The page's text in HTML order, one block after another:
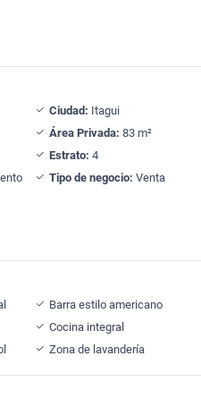
Ciudad: Itagui
Área Privada: 83 m²
Estrato: 4
Tipo de negocio: Venta
Barra estilo americano
Cocina integral
Zona de lavandería